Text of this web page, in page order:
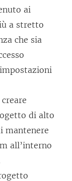
ai
a stretto
che sia
di alto
mantenere
all’interno